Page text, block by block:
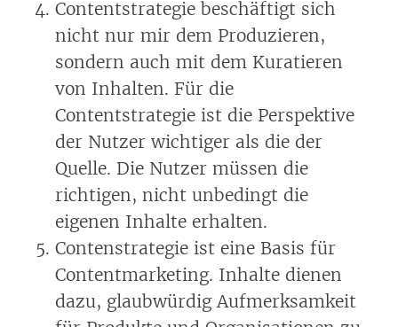
Contentstrategie beschäftigt sich
nicht nur mir dem Produzieren,
sondern auch mit dem Kuratieren
von Inhalten. Für die
Contentstrategie ist die Perspektive
der Nutzer wichtiger als die der
Quelle. Die Nutzer müssen die
richtigen, nicht unbedingt die
eigenen Inhalte erhalten.
Contenstrategie ist eine Basis für
Contentmarketing. Inhalte dienen
dazu, glaubwürdig Aufmerksamkeit